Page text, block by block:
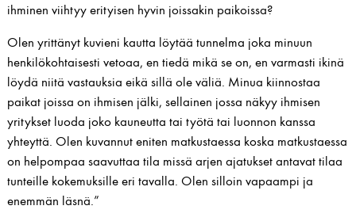
ihminen viihtyy erityisen hyvin joissakin paikoissa?
Olen yrittänyt kuvieni kautta löytää tunnelma joka minuun
henkilökohtaisesti vetoaa, en tiedä mikä se on, en varmasti ikinä
löydä niitä vastauksia eikä sillä ole väliä. Minua kiinnostaa
paikat joissa on ihmisen jälki, sellainen jossa näkyy ihmisen
yritykset luoda joko kauneutta tai työtä tai luonnon kanssa
yhteyttä. Olen kuvannut eniten matkustaessa koska matkustaessa
on helpompaa saavuttaa tila missä arjen ajatukset antavat tilaa
tunteille kokemuksille eri tavalla. Olen silloin vapaampi ja
enemmän läsnä.”